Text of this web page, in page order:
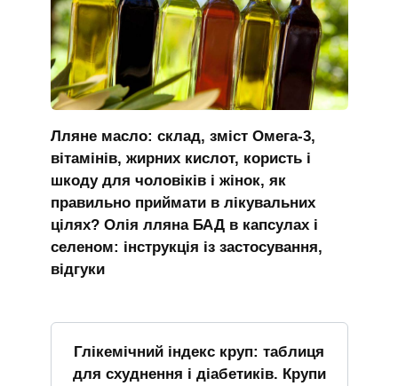
Лляне масло: склад, зміст Омега-3,
вітамінів, жирних кислот, користь і
шкоду для чоловіків і жінок, як
правильно приймати в лікувальних
цілях? Олія лляна БАД в капсулах і
селеном: інструкція із застосування,
відгуки
Глікемічний індекс круп: таблиця
для схуднення і діабетиків. Крупи